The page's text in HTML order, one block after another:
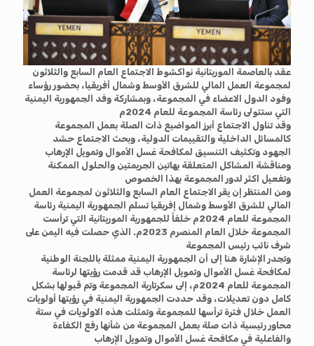
عقد بالعاصمة الموريتانية نواكشوط الاجتماع العام السابع والثلاثون
لمجموعة العمل المالي للشرق الأوسط وشمال أفريقيا، بحضور رؤساء
وفود الدول الاعضاء في المجموعة، وبمشاركة وفد الجمهورية اليمنية
التي ستتولى رئاسة المجموعة للعام 2024م
وقد تناول الاجتماع أبرز المواضيع ذات الصلة بعمل المجموعة
كالمسائل الداخلية والتقييمات الدولية، وبحث الاجتماع حشد
الجهود وتكثيف التنسيق لمكافحة غسل الأموال وتمويل الإرهاب
ومناقشة المشاكل المتعلقة بهاتين الجريمتين والحلول الممكنة
وتفعيل اكثر لدور المجموعة بهذا الخصوص
ومن المنتظر إن يقر الاجتماع العام السابع والثلاثون لمجموعة العمل
المالي للشرق الأوسط وشمال إفريقيا تسلم الجمهورية اليمنية رئاسة
المجموعة للعام 2024م خلفاً للجمهورية الموريتانية التي ترأست
المجموعة خلال العام المنصرم 2023م. الذي حصلت فيه اليمن على
شرف نائب رئيس المجموعة
وتجدر الإشارة هنا إلى أن الجمهورية اليمنية ممثلة باللجنة الوطنية
لمكافحة غسل الأموال وتمويل الإرهاب قد قدمت رؤيتها لرئاسة
المجموعة للعام 2024م، إلى سكرتارية المجموعة وتم قبولها بشكل
كامل دون تعديلات، وقد حددت الجمهورية اليمنية في رؤيتها أولويات
العمل خلال فترة ترأسها للمجموعة وتمثلت هذه الاولويات في ستة
محاور رئيسية ذات صلة بعمل المجموعة من شأنها رفع الكفاءة
والفاعلية في مكافحة غسل الأموال وتمويل الإرهاب